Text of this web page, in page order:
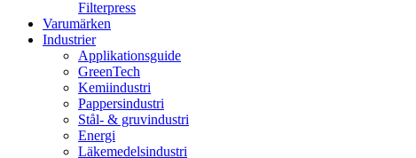
Filterpress
Varumärken
Industrier
Applikationsguide
GreenTech
Kemiindustri
Pappersindustri
Stål- & gruvindustri
Energi
Läkemedelsindustri